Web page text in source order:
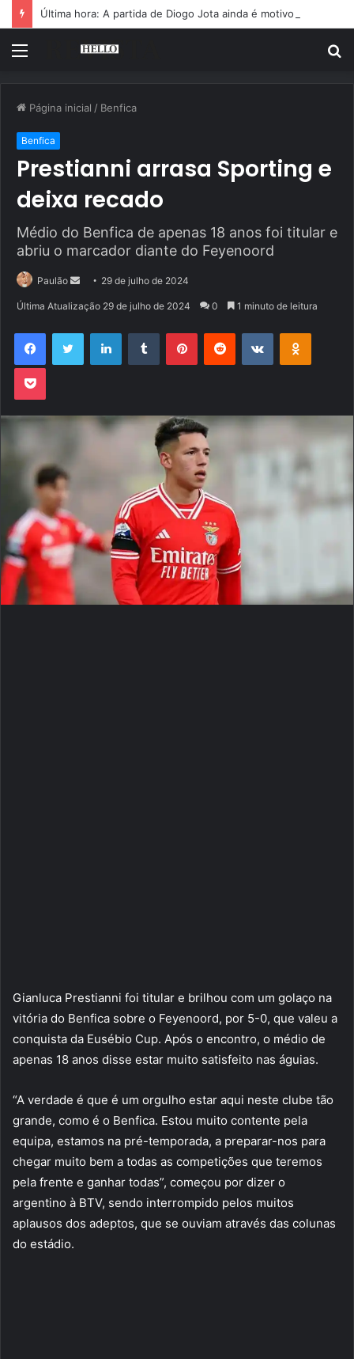
Menu
Página inicial / Benfica
Benfica
Prestianni arrasa Sporting e
deixa recado
Médio do Benfica de apenas 18 anos foi titular e
abriu o marcador diante do Feyenoord
Paulão
Mande
mail
29 de julho de 2024
Última Atualização 29 de julho de 2024 0 1 minuto de leitura
FacebookTwitter LinkedinTumblr PinterestReddit VK OK
Pocket
Gianluca Prestianni foi titular e brilhou com um golaço na
vitória do Benfica sobre o Feyenoord, por 5-0, que valeu a
conquista da Eusébio Cup. Após o encontro, o médio de
apenas 18 anos disse estar muito satisfeito nas águias.
“A verdade é que é um orgulho estar aqui neste clube tão
grande, como é o Benfica. Estou muito contente pela
equipa, estamos na pré-temporada, a preparar-nos para
chegar muito bem a todas as competições que teremos
pela frente e ganhar todas”, começou por dizer o
argentino à BTV, sendo interrompido pelos muitos
aplausos dos adeptos, que se ouviam através das colunas
do estádio.